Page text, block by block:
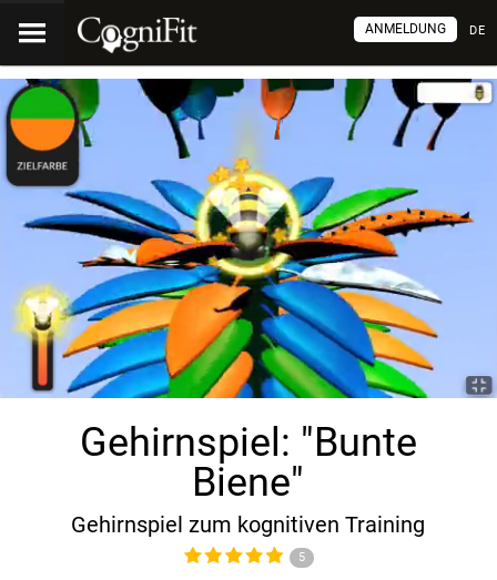
DE
ANMELDUNG
Gehirnspiel: "Bunte
Biene"
Gehirnspiel zum kognitiven Training
5